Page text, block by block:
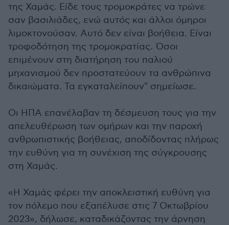
της Χαμάς. Είδε τους τρομοκράτες να τρώνε
σαν βασιλιάδες, ενώ αυτός και άλλοι όμηροι
λιμοκτονούσαν. Αυτό δεν είναι βοήθεια. Είναι
τροφοδότηση της τρομοκρατίας. Όσοι
επιμένουν στη διατήρηση του παλιού
μηχανισμού δεν προστατεύουν τα ανθρώπινα
δικαιώματα. Τα εγκαταλείπουν" σημείωσε.
Οι ΗΠΑ επανέλαβαν τη δέσμευση τους για την
απελευθέρωση των ομήρων και την παροχή
ανθρωπιστικής βοήθειας, αποδίδοντας πλήρως
την ευθύνη για τη συνέχιση της σύγκρουσης
στη Χαμάς.
«Η Χαμάς φέρει την αποκλειστική ευθύνη για
τον πόλεμο που εξαπέλυσε στις 7 Οκτωβρίου
2023», δήλωσε, καταδικάζοντας την άρνηση